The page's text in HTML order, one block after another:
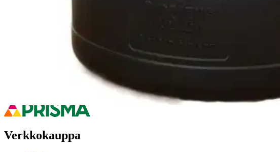
Oletko tyytyväinen tuotetietoihin?
Ovatko tuotetiedot riittävät? Jos tuotetiedoissa on puutteita tai niitä voisi muuten
Avautuu uuteen välilehteen
Verkkokauppa